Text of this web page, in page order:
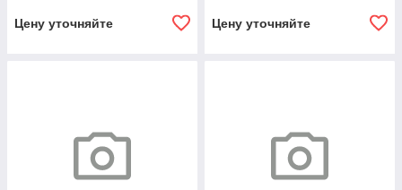
Цену уточняйте Цену уточняйте